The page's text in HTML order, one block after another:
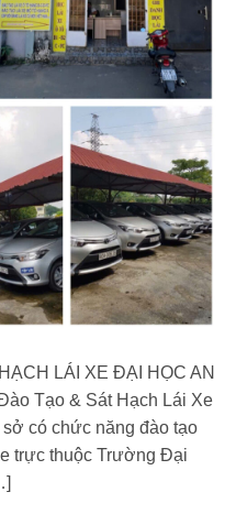
LÁI XE ĐẠI HỌC AN
Tạo & Sát Hạch Lái Xe
có chức năng đào tạo
trực thuộc Trường Đại